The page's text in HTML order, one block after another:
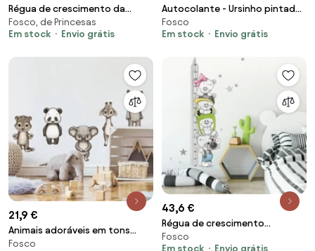
Régua de crescimento da
INSPIO - Fada
Fosco, de Princesas
Em stock
Envio grátis
Autocolante - Ursinho pintado
a cores em pó com estrelas e
um nome
Fosco
Em stock
Envio grátis
21,9 €
Animais adoráveis em tons
terra e estilo escandinavo
Fosco
43,6 €
Régua de crescimento
autocolante para quarto de
Fosco
Em stock
Envio grátis